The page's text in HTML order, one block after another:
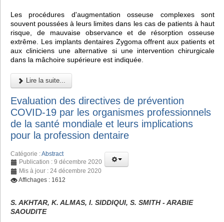
Les procédures d'augmentation osseuse complexes sont
souvent poussées à leurs limites dans les cas de patients à haut
risque, de mauvaise observance et de résorption osseuse
extrême. Les implants dentaires Zygoma offrent aux patients et
aux cliniciens une alternative si une intervention chirurgicale
dans la mâchoire supérieure est indiquée.
Lire la suite...
Evaluation des directives de prévention
COVID-19 par les organismes professionnels
de la santé mondiale et leurs implications
pour la profession dentaire
Catégorie :Abstract
Publication : 9 décembre 2020
Mis à jour : 24 décembre 2020
Affichages : 1612
S. AKHTAR, K. ALMAS, I. SIDDIQUI, S. SMITH - ARABIE
SAOUDITE